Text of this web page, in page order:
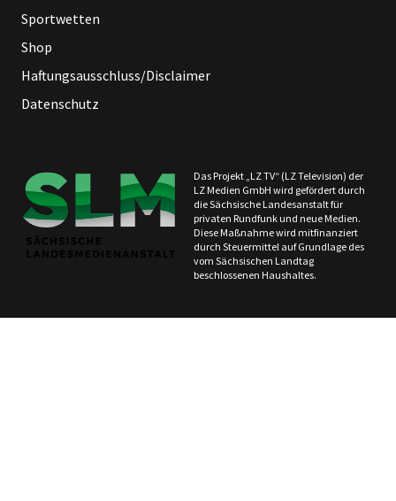
Sportwetten
Shop
Haftungsausschluss/Disclaimer
Datenschutz
Das Projekt „LZ TV“ (LZ Television) der
LZ Medien GmbH wird gefördert durch
die Sächsische Landesanstalt für
privaten Rundfunk und neue Medien.
Diese Maßnahme wird mitfinanziert
durch Steuermittel auf Grundlage des
vom Sächsischen Landtag
beschlossenen Haushaltes.